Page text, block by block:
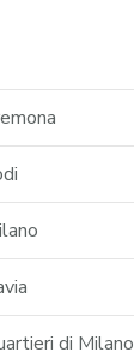
di Milano